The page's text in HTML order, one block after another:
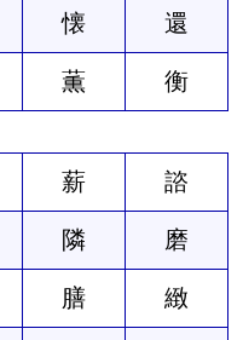
懐 還
薫 衡
薪 諮
隣 磨
膳 緻